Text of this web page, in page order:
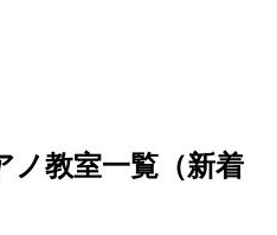
ノ教室一覧（新着